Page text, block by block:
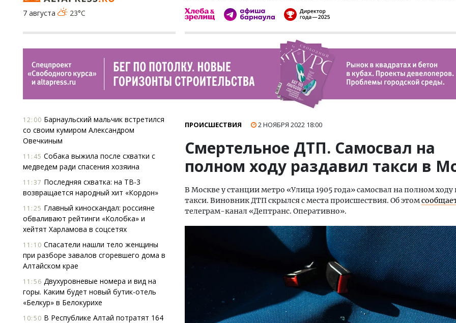
7 августа
23°C
12:00 Барнаульский мальчик встретился
со своим кумиром Александром
Овечкиным
11:45 Собака выжила после схватки с
медведем ради спасения хозяина
11:37 Последняя схватка: на ТВ-3
возвращается народный хит «Кордон»
11:25 Главный киноскандал: россияне
обваливают рейтинги «Колобка» и
хейтят Харламова в соцсетях
11:10 Спасатели нашли тело женщины
при разборе завалов сгоревшего дома в
Алтайском крае
11:56 Двухуровневые номера и вид на
горы. Каким будет новый бутик-отель
«Белкур» в Белокурихе
10:50 В Республике Алтай потратят 164
ПРОИСШЕСТВИЯ 2 НОЯБРЯ 2022 18:00
Смертельное ДТП. Самосвал на
полном ходу раздавил такси в
В Москве у станции метро «Улица 1905 года» самосвал на полном ходу
такси. Виновник ДТП скрылся с места происшествия. Об этом
телеграм-канал «Дептранс. Оперативно».